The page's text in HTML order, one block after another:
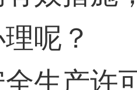
呢？
生产许